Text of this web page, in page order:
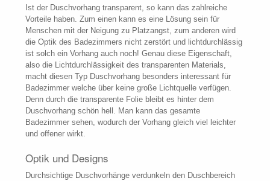
Ist der Duschvorhang transparent, so kann das zahlreiche
Vorteile haben. Zum einen kann es eine Lösung sein für
Menschen mit der Neigung zu Platzangst, zum anderen wird
die Optik des Badezimmers nicht zerstört und lichtdurchlässig
ist solch ein Vorhang auch noch! Genau diese Eigenschaft,
also die Lichtdurchlässigkeit des transparenten Materials,
macht diesen Typ Duschvorhang besonders interessant für
Badezimmer welche über keine große Lichtquelle verfügen.
Denn durch die transparente Folie bleibt es hinter dem
Duschvorhang schön hell. Man kann das gesamte
Badezimmer sehen, wodurch der Vorhang gleich viel leichter
und offener wirkt.
Optik und Designs
Durchsichtige Duschvorhänge verdunkeln den Duschbereich